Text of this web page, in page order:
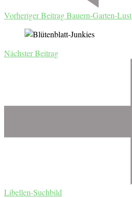
Vorheriger BeitragBauern-Garten-Lust
Nächster Beitrag
Libellen-Suchbild